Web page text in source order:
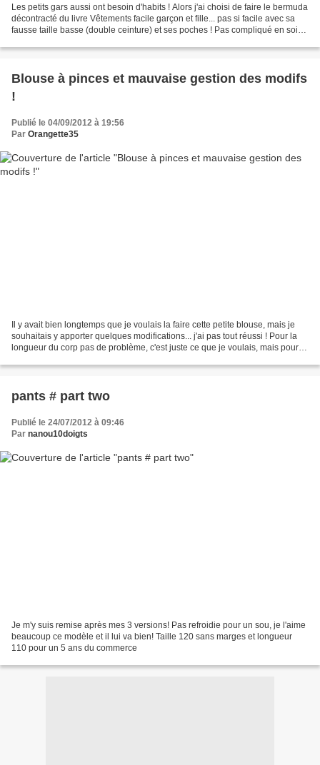
Les petits gars aussi ont besoin d'habits ! Alors j'ai choisi de faire le bermuda
décontracté du livre Vêtements facile garçon et fille... pas si facile avec sa
fausse taille basse (double ceinture) et ses poches ! Pas compliqué en soi
Blouse à pinces et mauvaise gestion des modifs
!
Publié le 04/09/2012 à 19:56
Par Orangette35
Il y avait bien longtemps que je voulais la faire cette petite blouse, mais je
souhaitais y apporter quelques modifications... j'ai pas tout réussi ! Pour la
longueur du corp pas de problème, c'est juste ce que je voulais, mais pour
pants # part two
Publié le 24/07/2012 à 09:46
Par nanou10doigts
Je m'y suis remise après mes 3 versions! Pas refroidie pour un sou, je l'aime
beaucoup ce modèle et il lui va bien! Taille 120 sans marges et longueur
110 pour un 5 ans du commerce